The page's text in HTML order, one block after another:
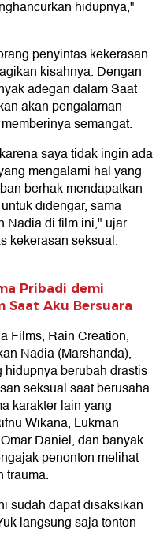
hidupnya,"
penyintas kekerasan
kisahnya. Dengan
adegan dalam Saat
akan pengalaman
semangat.
saya tidak ingin ada
mengalami hal yang
berhak mendapatkan
didengar, sama
Nadia di film ini," ujar
kekerasan seksual.
Pribadi demi
Saat Aku Bersuara
Films, Rain Creation,
Nadia (Marshanda),
berubah drastis
seksual saat berusaha
karakter lain yang
Wikana, Lukman
Daniel, dan banyak
penonton melihat
trauma.
sudah dapat disaksikan
langsung saja tonton